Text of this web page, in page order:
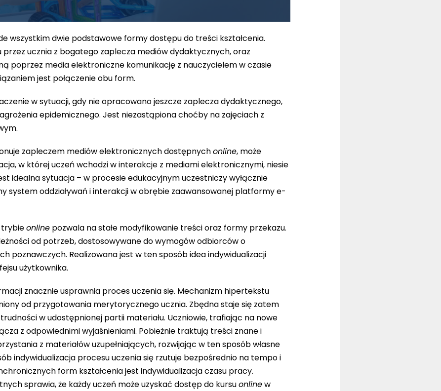
wszystkim dwie podstawowe formy dostępu do treści kształcenia.
ucznia z bogatego zaplecza mediów dydaktycznych, oraz
poprzez media elektroniczne komunikację z nauczycielem w czasie
jest połączenie obu form.
w sytuacji, gdy nie opracowano jeszcze zaplecza dydaktycznego,
epidemicznego. Jest niezastąpiona choćby na zajęciach z
zapleczem mediów elektronicznych dostępnychonline, może
w której uczeń wchodzi w interakcje z mediami elektronicznymi, niesie
idealna sytuacja – w procesie edukacyjnym uczestniczy wyłącznie
system oddziaływań i interakcji w obrębie zaawansowanej platformy e-
trybieonline pozwala na stałe modyfikowanie treści oraz formy przekazu.
od potrzeb, dostosowywane do wymogów odbiorców o
poznawczych. Realizowana jest w ten sposób idea indywidualizacji
użytkownika.
znacznie usprawnia proces uczenia się. Mechanizm hipertekstu
od przygotowania merytorycznego ucznia. Zbędna staje się zatem
w udostępnionej partii materiału. Uczniowie, trafiając na nowe
z odpowiednimi wyjaśnieniami. Pobieżnie traktują treści znane i
z materiałów uzupełniających, rozwijając w ten sposób własne
indywidualizacja procesu uczenia się rzutuje bezpośrednio na tempo i
form kształcenia jest indywidualizacja czasu pracy.
sprawia, że każdy uczeń może uzyskać dostęp do kursuonlinew